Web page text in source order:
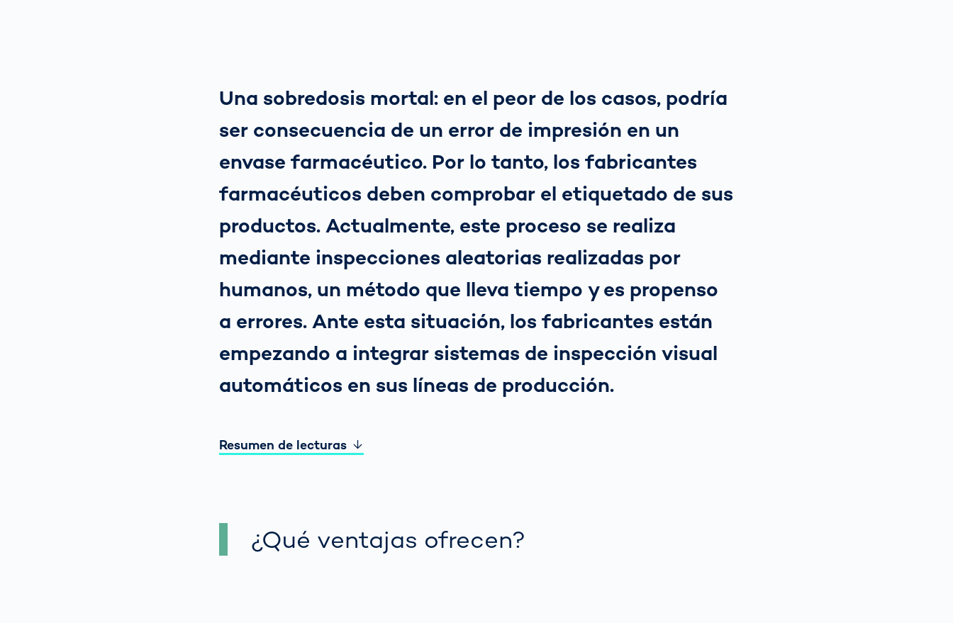
Una sobredosis mortal: en el peor de los casos, podría
ser consecuencia de un error de impresión en un
envase farmacéutico. Por lo tanto, los fabricantes
farmacéuticos deben comprobar el etiquetado de sus
productos. Actualmente, este proceso se realiza
mediante inspecciones aleatorias realizadas por
humanos, un método que lleva tiempo y es propenso
a errores. Ante esta situación, los fabricantes están
empezando a integrar sistemas de inspección visual
automáticos en sus líneas de producción.
Resumen de lecturas
¿Qué ventajas ofrecen?